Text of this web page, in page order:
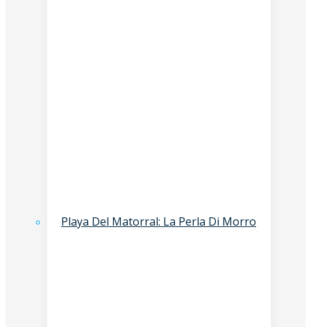
Playa Del Matorral: La Perla Di Morro